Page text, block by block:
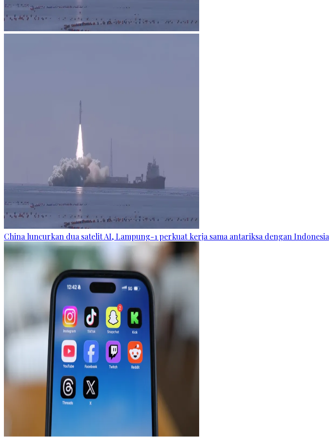
China luncurkan dua satelit AI, Lampung-1 perkuat kerja sama antariksa dengan Indonesia